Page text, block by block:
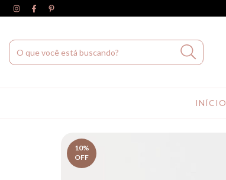
INÍCIO
10%
OFF